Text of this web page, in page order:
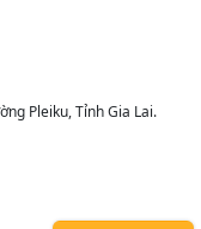
Pleiku, Tỉnh Gia Lai.